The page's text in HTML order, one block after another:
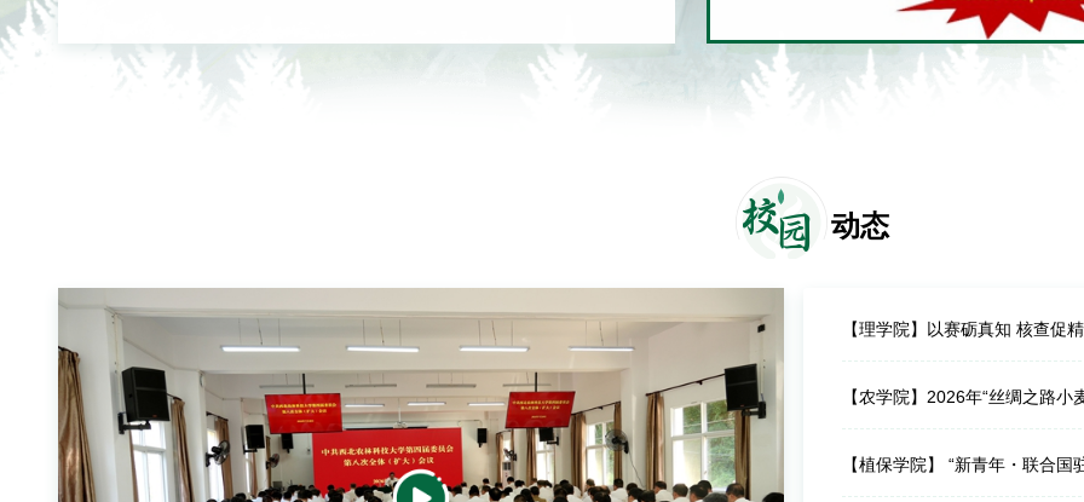
校园 动态
【农学院】2026年“丝绸之路
【植保学院】 “新青年・联合